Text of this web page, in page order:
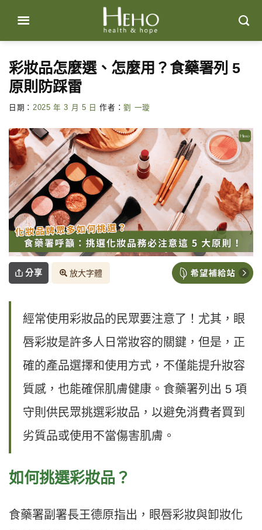
content
彩妝品怎麼選、怎麼用？食藥署列 5
原則防踩雷
日期： 2025 年 3 月 5 日 作者：劉 一璇
分享 放大字體
經常使用彩妝品的民眾要注意了！尤其，眼
唇彩妝是許多人日常妝容的關鍵，但是，正
確的產品選擇和使用方式，不僅能提升妝容
質感，也能確保肌膚健康。食藥署列出 5 項
守則供民眾挑選彩妝品，以避免消費者買到
劣質品或使用不當傷害肌膚。
如何挑選彩妝品？
食藥署副署長王德原指出，眼唇彩妝與卸妝化